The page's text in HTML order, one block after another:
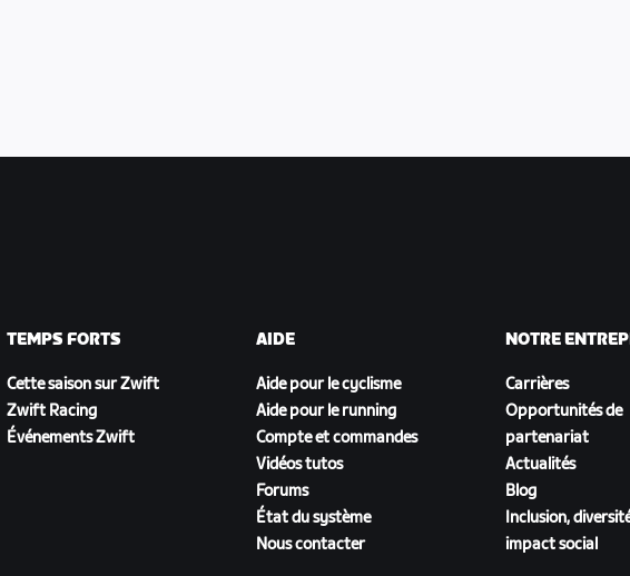
TEMPS FORTS
Cette saison sur Zwift
Zwift Racing
Événements Zwift
AIDE
Aide pour le cyclisme
Aide pour le running
Compte et commandes
Vidéos tutos
Forums
État du système
Nous contacter
NOTRE
Carrières
Opportunités de
partenariat
Actualités
Blog
Inclusion,
impact social